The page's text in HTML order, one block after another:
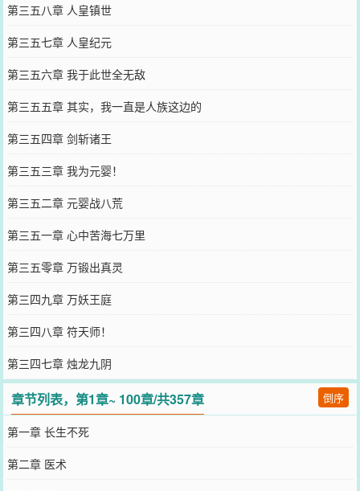
第三五八章 人皇镇世
第三五七章 人皇纪元
第三五六章 我于此世全无敌
第三五五章 其实，我一直是人族这边的
第三五四章 剑斩诸王
第三五三章 我为元婴！
第三五二章 元婴战八荒
第三五一章 心中苦海七万里
第三五零章 万锻出真灵
第三四九章 万妖王庭
第三四八章 符天师！
第三四七章 烛龙九阴
章节列表，第1章~ 100章/共357章 倒序
第一章 长生不死
第二章 医术